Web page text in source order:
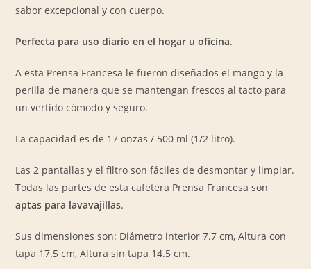
sabor excepcional y con cuerpo.
Perfecta para uso diario en el hogar u oficina.
A esta Prensa Francesa le fueron diseñados el mango y la
perilla de manera que se mantengan frescos al tacto para
un vertido cómodo y seguro.
La capacidad es de 17 onzas / 500 ml (1/2 litro).
Las 2 pantallas y el filtro son fáciles de desmontar y limpiar.
Todas las partes de esta cafetera Prensa Francesa son
aptas para lavavajillas.
Sus dimensiones son: Diámetro interior 7.7 cm, Altura con
tapa 17.5 cm, Altura sin tapa 14.5 cm.